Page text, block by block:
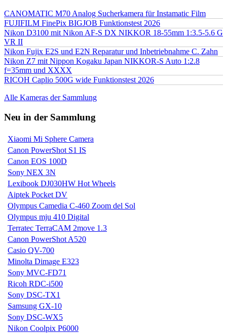
CANOMATIC M70 Analog Sucherkamera für Instamatic Film
FUJIFILM FinePix BIGJOB Funktionstest 2026
Nikon D3100 mit Nikon AF-S DX NIKKOR 18-55mm 1:3.5-5.6 G
VR II
Nikon Fujix E2S und E2N Reparatur und Inbetriebnahme C. Zahn
Nikon Z7 mit Nippon Kogaku Japan NIKKOR-S Auto 1:2.8
f=35mm und XXXX
RICOH Caplio 500G wide Funktionstest 2026
Alle Kameras der Sammlung
Neu in der Sammlung
Xiaomi Mi Sphere Camera
Canon PowerShot S1 IS
Canon EOS 100D
Sony NEX 3N
Lexibook DJ030HW Hot Wheels
Aiptek Pocket DV
Olympus Camedia C-460 Zoom del Sol
Olympus mju 410 Digital
Terratec TerraCAM 2move 1.3
Canon PowerShot A520
Casio QV-700
Minolta Dimage E323
Sony MVC-FD71
Ricoh RDC-i500
Sony DSC-TX1
Samsung GX-10
Sony DSC-WX5
Nikon Coolpix P6000